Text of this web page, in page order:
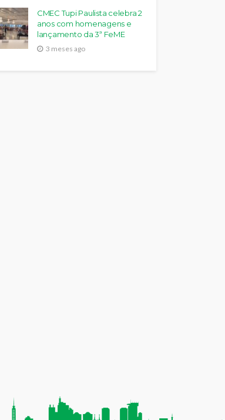
CMEC Tupi Paulista celebra 2
anos com homenagens e
lançamento da 3ª FeME
3 meses ago